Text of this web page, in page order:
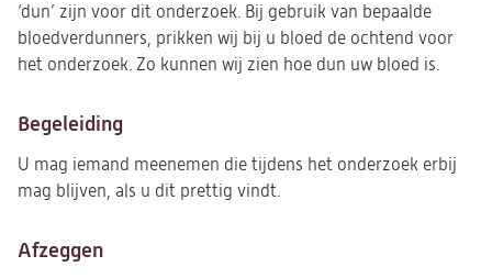
‘dun’ zijn voor dit onderzoek. Bij gebruik van bepaalde
bloedverdunners, prikken wij bij u bloed de ochtend voor
het onderzoek. Zo kunnen wij zien hoe dun uw bloed is.
Begeleiding
U mag iemand meenemen die tijdens het onderzoek erbij
mag blijven, als u dit prettig vindt.
Afzeggen